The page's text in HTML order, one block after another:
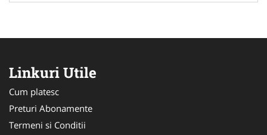
Linkuri Utile
Cum platesc
Preturi Abonamente
Termeni si Conditii